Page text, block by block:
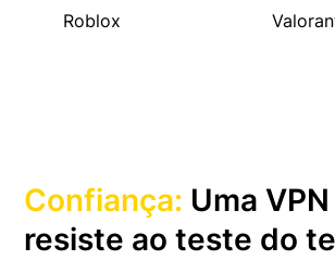
Confiança: Uma
resiste ao teste do
Roblox